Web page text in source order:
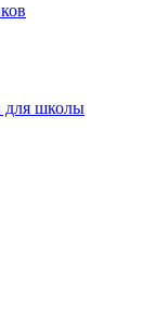
для школы